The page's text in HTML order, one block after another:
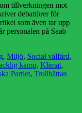
tillverkningen mot
debattörer för
som även tar upp
personalen på Saab
, Miljö, Social välfärd,
kamp, Klimat,
Partiet, Trollhättan